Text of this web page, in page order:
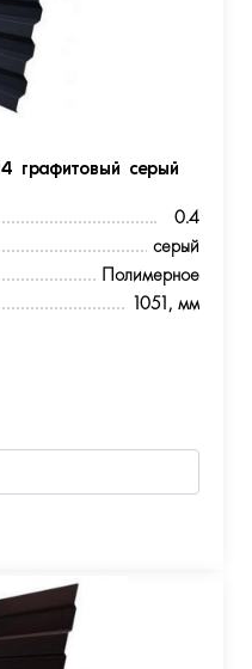
графитовый серый
0.4
серый
Полимерное
1051, мм